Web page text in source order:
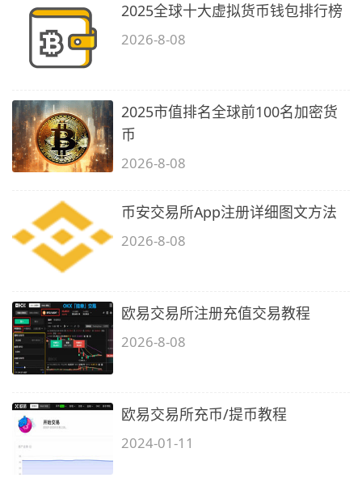
2025全球十大虚拟货币钱包排行榜
2026-8-08
2025市值排名全球前100名加密货
币
2026-8-08
币安交易所App注册详细图文方法
2026-8-08
欧易交易所注册充值交易教程
2026-8-08
欧易交易所充币/提币教程
2024-01-11